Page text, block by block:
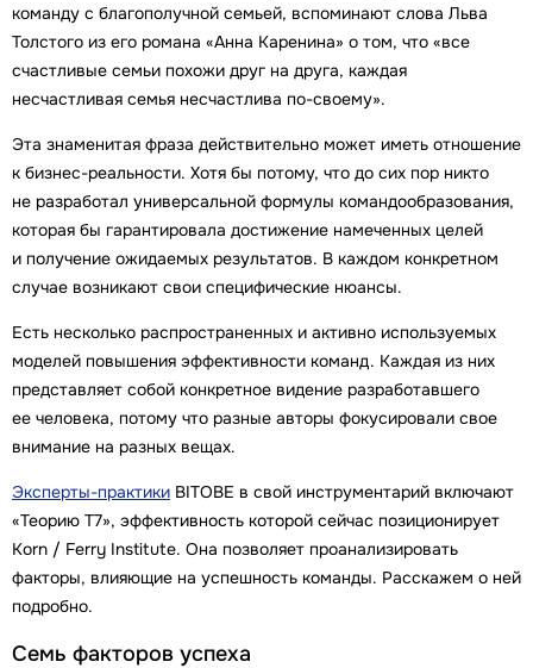
команду с благополучной семьей, вспоминают слова Льва
Толстого из его романа «Анна Каренина» о том, что «все
счастливые семьи похожи друг на друга, каждая
несчастливая семья несчастлива по-своему».
Эта знаменитая фраза действительно может иметь отношение
к бизнес-реальности. Хотя бы потому, что до сих пор никто
не разработал универсальной формулы командообразования,
которая бы гарантировала достижение намеченных целей
и получение ожидаемых результатов. В каждом конкретном
случае возникают свои специфические нюансы.
Есть несколько распространенных и активно используемых
моделей повышения эффективности команд. Каждая из них
представляет собой конкретное видение разработавшего
ее человека, потому что разные авторы фокусировали свое
внимание на разных вещах.
Эксперты-практики BITOBE в свой инструментарий включают
«Теорию Т7», эффективность которой сейчас позиционирует
Korn / Ferry Institute. Она позволяет проанализировать
факторы, влияющие на успешность команды. Расскажем о ней
подробно.
Семь факторов успеха